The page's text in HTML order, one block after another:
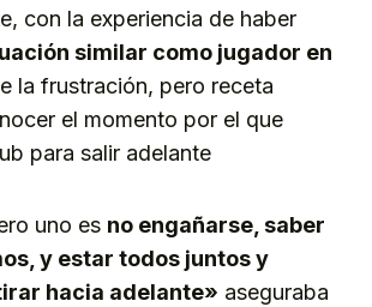
con la experiencia de haber
similar como jugador en
la frustración, pero receta
el momento por el que
para salir adelante
uno es no engañarse, saber
y estar todos juntos y
hacia adelante» aseguraba